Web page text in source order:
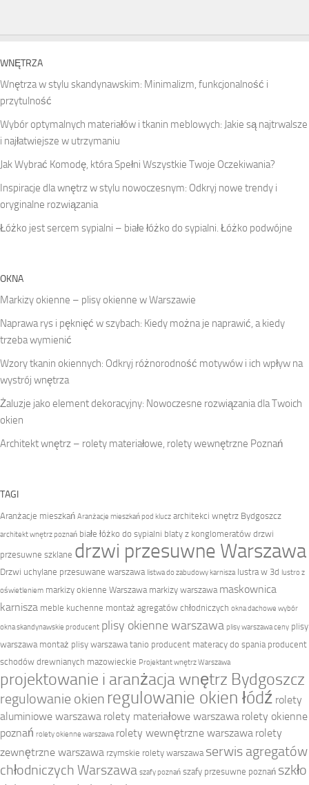
WNĘTRZA
Wnętrza w stylu skandynawskim: Minimalizm, funkcjonalność i
przytulność
Wybór optymalnych materiałów i tkanin meblowych: Jakie są najtrwalsze
i najłatwiejsze w utrzymaniu
Jak Wybrać Komodę, która Spełni Wszystkie Twoje Oczekiwania?
Inspiracje dla wnętrz w stylu nowoczesnym: Odkryj nowe trendy i
oryginalne rozwiązania
Łóżko jest sercem sypialni – białe łóżko do sypialni. Łóżko podwójne
OKNA
Markizy okienne – plisy okienne w Warszawie
Naprawa rys i pęknięć w szybach: Kiedy można je naprawić, a kiedy
trzeba wymienić
Wzory tkanin okiennych: Odkryj różnorodność motywów i ich wpływ na
wystrój wnętrza
Żaluzje jako element dekoracyjny: Nowoczesne rozwiązania dla Twoich
okien
Architekt wnętrz – rolety materiałowe, rolety wewnętrzne Poznań
TAGI
Aranżacje mieszkań Aranżacje mieszkań pod klucz architekci wnętrz Bydgoszcz
architekt wnętrz poznań białe łóżko do sypialni blaty z konglomeratów drzwi
przesuwne szklane drzwi przesuwne Warszawa
Drzwi uchylane przesuwane warszawa listwa do zabudowy karnisza lustra w 3d lustro z
oświetleniem markizy okienne Warszawa markizy warszawa maskownica
karnisza meble kuchenne montaż agregatów chłodniczych okna dachowe wybór
okna skandynawskie producent plisy okienne warszawa plisy warszawa ceny plisy
warszawa montaż plisy warszawa tanio producent materacy do spania producent
schodów drewnianych mazowieckie Projektant wnętrz Warszawa
projektowanie i aranżacja wnętrz Bydgoszcz
regulowanie okien regulowanie okien łódź rolety
aluminiowe warszawa rolety materiałowe warszawa rolety okienne
poznań rolety okienne warszawa rolety wewnętrzne warszawa rolety
zewnętrzne warszawa rzymskie rolety warszawa serwis agregatów
chłodniczych Warszawa szafy poznań szafy przesuwne poznań szkło